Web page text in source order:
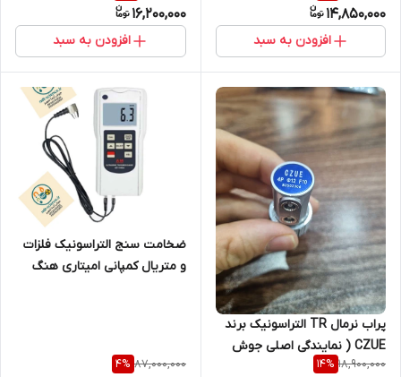
14,850,000
افزودن به سبد
16,200,000
افزودن به سبد
پراب نرمال TR التراسونیک برند
CZUE ( نمایندگی اصلی جوش
آزما تجهیز 09120741826)
18,900,000
14%
ضخامت سنج التراسونیک فلزات
و متریال کمپانی امیتاری هنگ
87,000,000
4%